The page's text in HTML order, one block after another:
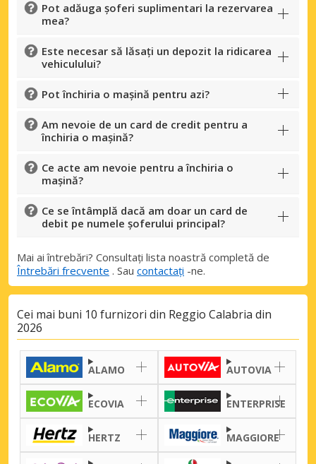
Pot adăuga șoferi suplimentari la rezervarea
mea?
Este necesar să lăsați un depozit la ridicarea
vehiculului?
Pot închiria o mașină pentru azi?
Am nevoie de un card de credit pentru a
închiria o mașină?
Ce acte am nevoie pentru a închiria o
mașină?
Ce se întâmplă dacă am doar un card de
debit pe numele șoferului principal?
Mai ai întrebări? Consultați lista noastră completă de
Întrebări frecvente . Sau contactați -ne.
Cei mai buni 10 furnizori din Reggio Calabria din
2026
ALAMO AUTOVIA
ECOVIA ENTERPRISE
HERTZ MAGGIORE